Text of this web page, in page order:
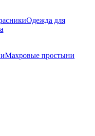
Одежда для
Махровые простыни